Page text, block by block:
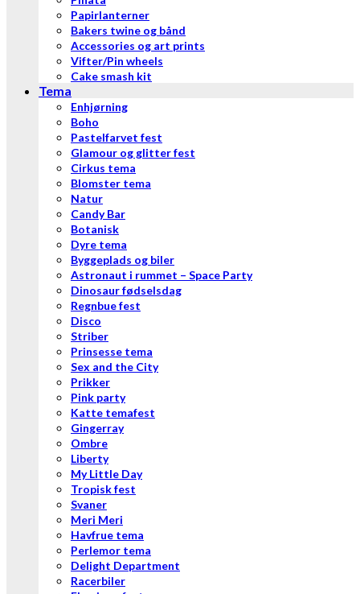
Papirlanterner
Bakers twine og bånd
Accessories og art prints
Vifter/Pin wheels
Cake smash kit
Tema
Enhjørning
Boho
Pastelfarvet fest
Glamour og glitter fest
Cirkus tema
Blomster tema
Natur
Candy Bar
Botanisk
Dyre tema
Byggeplads og biler
Astronaut i rummet – Space Party
Dinosaur fødselsdag
Regnbue fest
Disco
Striber
Prinsesse tema
Sex and the City
Prikker
Pink party
Katte temafest
Gingerray
Ombre
Liberty
My Little Day
Tropisk fest
Svaner
Meri Meri
Havfrue tema
Perlemor tema
Delight Department
Racerbiler